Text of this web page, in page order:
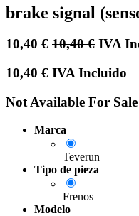
brake signal
10,40 € 10,40€ IVA
10,40 € IVA Incluido
Not Available For Sale
Marca
Teverun
Tipo de pieza
Frenos
Modelo